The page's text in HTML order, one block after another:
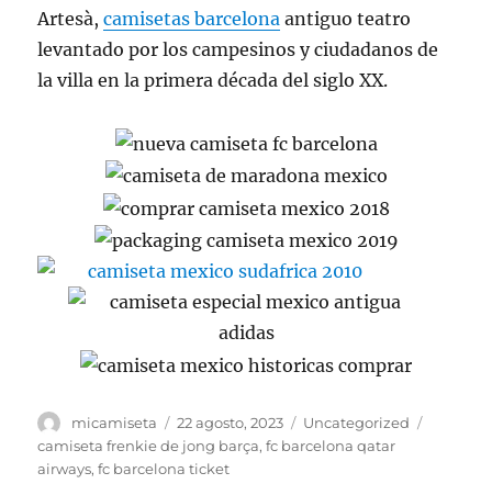
Artesà,camisetas barcelona antiguo teatro
levantado por los campesinos y ciudadanos de
la villa en la primera década del siglo XX.
Autor
micamiseta
Publicado
el
22 agosto, 2023 Categorías
Uncategorized
camiseta frenkie de jong barça,fc barcelona qatar
airways,fc barcelona ticket